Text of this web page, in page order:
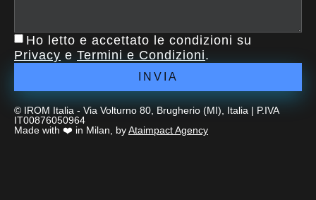
Ho letto e accettato le condizioni su
Privacy e Termini e Condizioni.
INVIA
© IROM Italia - Via Volturno 80, Brugherio (MI), Italia | P.IVA
IT00876050964
Made with ❤️ in Milan, byAtaimpact Agency